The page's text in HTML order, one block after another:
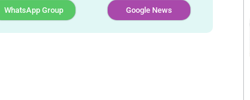
WhatsApp Group Google News